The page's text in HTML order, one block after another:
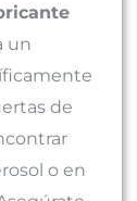
un
de
o en